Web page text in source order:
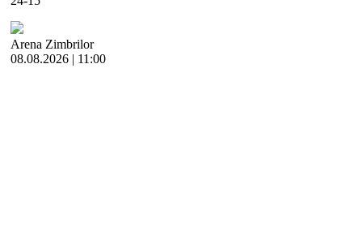
Arena Zimbrilor
08.08.2026 | 11:00